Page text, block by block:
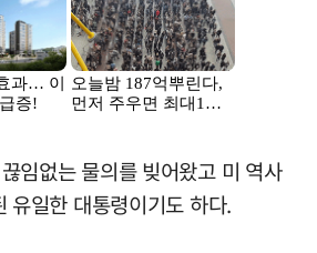
임없는 물의를 빚어왔고 미 역사
유일한 대통령이기도 하다.